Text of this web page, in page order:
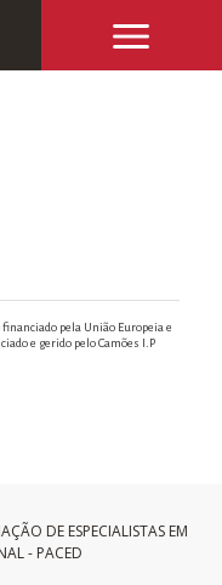
financiado pela União Europeia e
e gerido pelo Camões I.P
DE ESPECIALISTAS EM
- PACED